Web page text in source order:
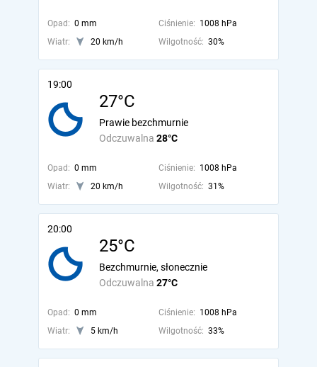
Opad: 0 mm Ciśnienie: 1008 hPa
Wiatr:
20 km/h Wilgotność: 30%
19:00
27°C
Odczuwalna 28°C
Prawie bezchmurnie
Opad: 0 mm Ciśnienie: 1008 hPa
Wiatr:
20 km/h Wilgotność: 31%
20:00
25°C
Odczuwalna 27°C
Bezchmurnie, słonecznie
Opad: 0 mm Ciśnienie: 1008 hPa
Wiatr:
5 km/h Wilgotność: 33%